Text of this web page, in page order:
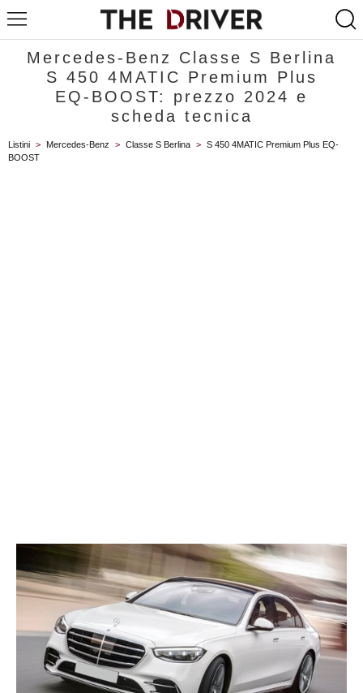
Mercedes-Benz Classe S Berlina
S 450 4MATIC Premium Plus
EQ-BOOST: prezzo 2024 e
scheda tecnica
Listini > Mercedes-Benz > Classe S Berlina > S 450 4MATIC Premium Plus EQ-
BOOST